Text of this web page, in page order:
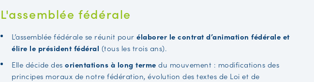
L'assemblée fédérale
L’assemblée fédérale se réunit pourélaborer le contrat d’animation fédérale et
élire le président fédéral (tous les trois ans).
Elle décide desorientations à long termedu mouvement : modifications des
principes moraux de notre fédération, évolution des textes de Loi et de